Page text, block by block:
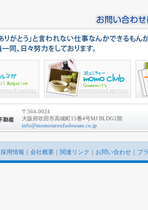
〒564-0024
大阪府吹田市高城町15番4号MJ BLDG1階
info@momotaroufudousan.co.jp
採用情報 会社概要 関連リンク お問い合わせ プ